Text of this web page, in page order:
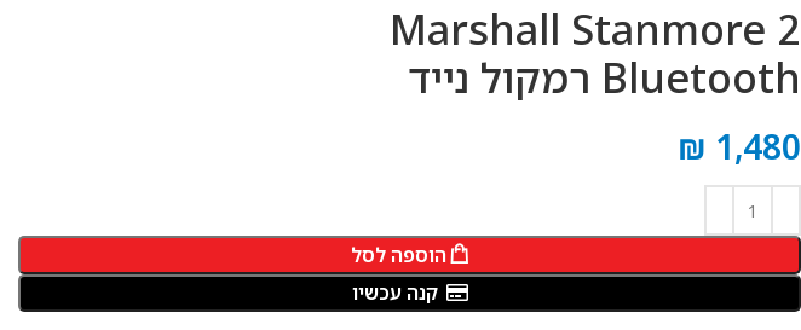
Marshall Stanmore 2
Bluetooth רמקול נייד
₪ 1,480
הוספה לסל
קנה עכשיו